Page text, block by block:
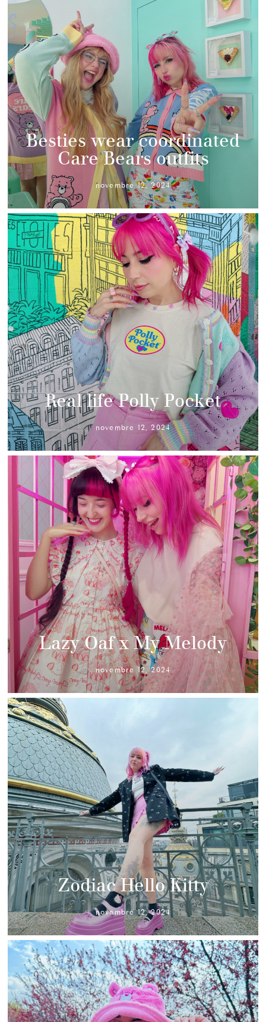
Besties wear coordinated
Care Bears outfits
novembre 12, 2024
Real life Polly Pocket
novembre 12, 2024
Lazy Oaf x My Melody
novembre 12, 2024
Zodiac Hello Kitty
novembre 12, 2024